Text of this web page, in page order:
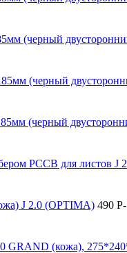
(черный
(черный
(черный
РССВ для листов J
J 2.0 (OPTIMA) 490 Р-
GRAND (кожа),